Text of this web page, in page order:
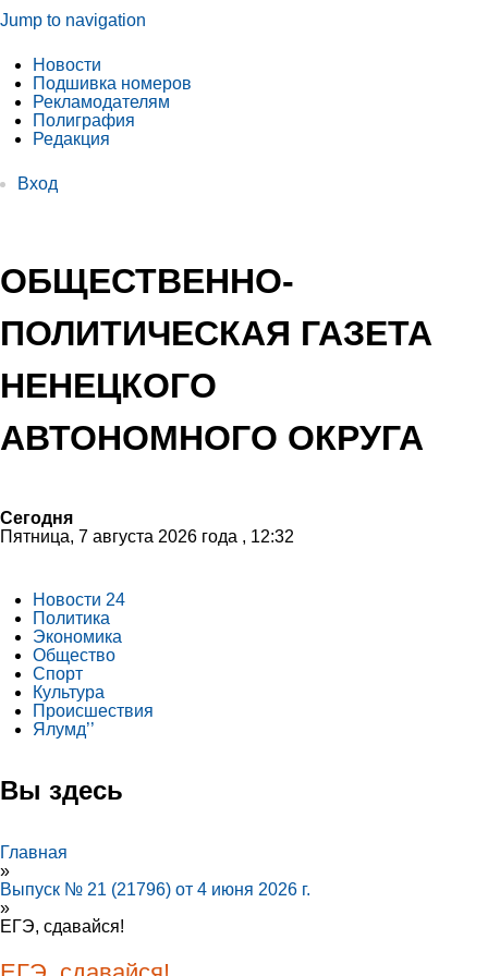
Jump to navigation
Новости
Подшивка номеров
Рекламодателям
Полиграфия
Редакция
Вход
ОБЩЕСТВЕННО-
ПОЛИТИЧЕСКАЯ ГАЗЕТА
НЕНЕЦКОГО
АВТОНОМНОГО ОКРУГА
Сегодня
Пятница, 7 августа 2026 года , 12:32
Новости 24
Политика
Экономика
Общество
Спорт
Культура
Происшествия
Ялумд’’
Вы здесь
Главная
»
Выпуск № 21 (21796) от 4 июня 2026 г.
»
ЕГЭ, сдавайся!